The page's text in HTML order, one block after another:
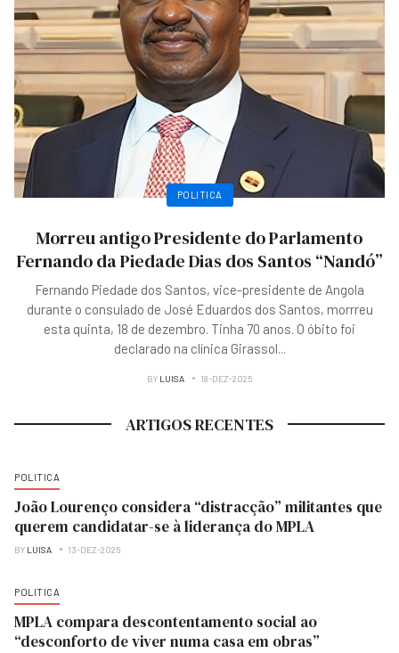
POLITICA
Morreu antigo Presidente do Parlamento
Fernando da Piedade Dias dos Santos “Nandó”
Fernando Piedade dos Santos, vice-presidente de Angola
durante o consulado de José Eduardos dos Santos, morrreu
esta quinta, 18 de dezembro. Tinha 70 anos. O óbito foi
declarado na clínica Girassol...
BY LUISA 18-DEZ-2025
ARTIGOS RECENTES
POLITICA
João Lourenço considera “distracção” militantes que
querem candidatar-se à liderança do MPLA
BY LUISA 13-DEZ-2025
POLITICA
MPLA compara descontentamento social ao
“desconforto de viver numa casa em obras”